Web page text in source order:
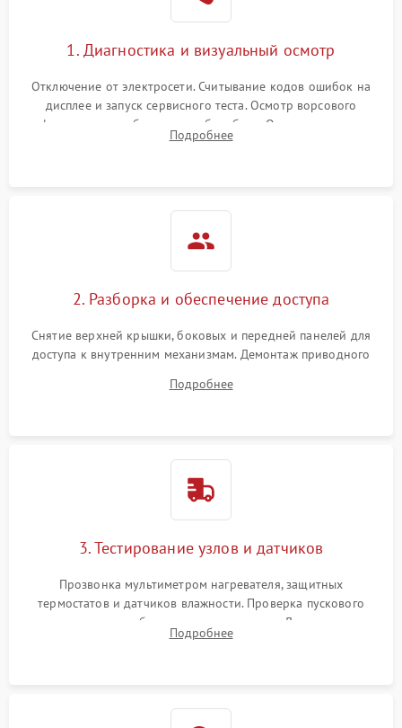
1500 ₽
1. Диагностика и визуальный осмотр
Отключение от электросети. Считывание кодов ошибок на
дисплее и запуск сервисного теста. Осмотр ворсового
фильтра, теплообменника и барабана. Опрос клиента о
неисправностях (не сушит, не крутит барабан, сильно шумит
Подробнее
2. Разборка и обеспечение доступа
Снятие верхней крышки, боковых и передней панелей для
доступа к внутренним механизмам. Демонтаж приводного
Обеспечение свободного доступа к ТЭНу, компрессору,
Подробнее
3. Тестирование узлов и датчиков
Прозвонка мультиметром нагревателя, защитных
термостатов и датчиков влажности. Проверка пускового
конденсатора, обмоток мотора и помпы. Для машин с
тепловым насосом — диагностика работы компрессора и
Подробнее